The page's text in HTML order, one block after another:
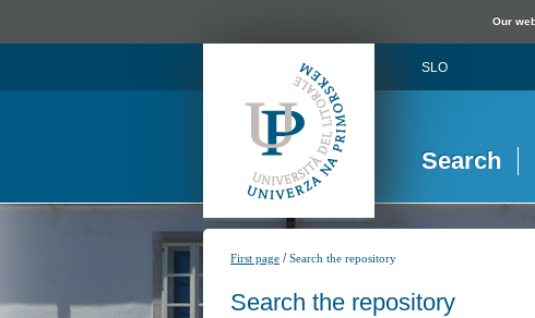
Our
SLO
Search
First page /Search the repository
Search the repository